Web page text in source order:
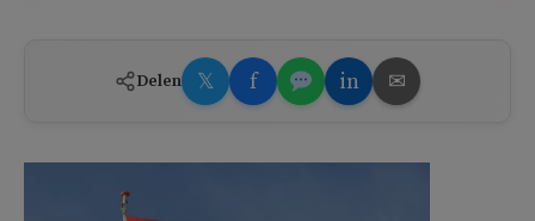
Delen 𝕏 f in ✉